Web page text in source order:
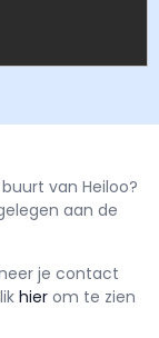
van Heiloo?
aan de
je contact
hier om te zien